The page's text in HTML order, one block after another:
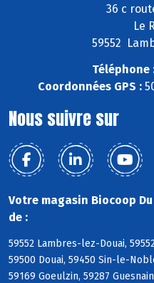
36 c
Le
59552
Téléphone
Coordonnées GPS :
Nous suivre sur
Votre magasin Biocoop
de :
59552 Lambres-lez-Douai,
59500 Douai, 59450 Sin-le-
59169 Goeulzin, 59287